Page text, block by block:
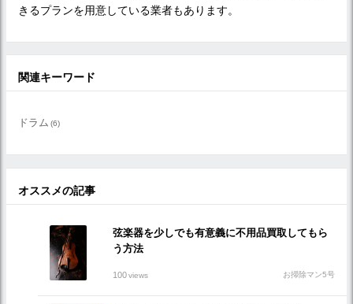
きるプランを用意している業者もあります。
関連キーワード
ドラム (6)
オススメの記事
弦楽器を少しでも有意義に不用品買取してもら
う方法
100views お掃除マン5号